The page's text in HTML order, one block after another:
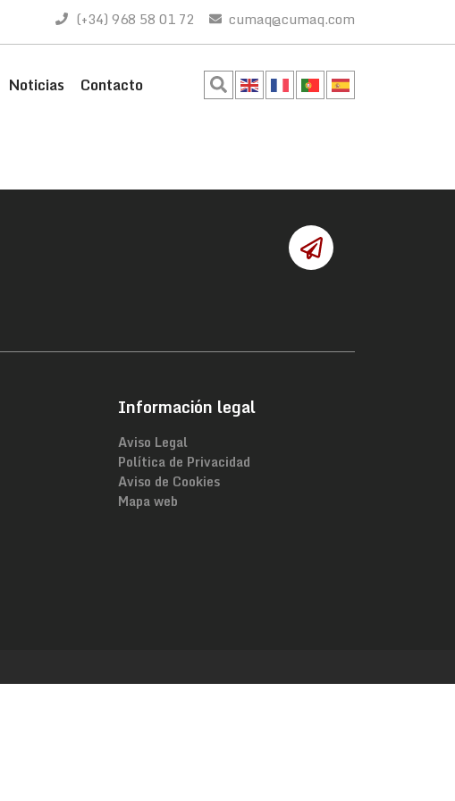
(+34) 968 58 01 72 cumaq@cumaq.com
Noticias Contacto
Información legal
Aviso Legal
Política de Privacidad
Aviso de Cookies
Mapa web